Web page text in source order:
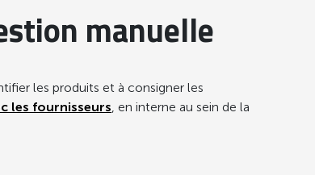
manuelle
les produits et à consigner les
les fournisseurs , en interne au sein de la